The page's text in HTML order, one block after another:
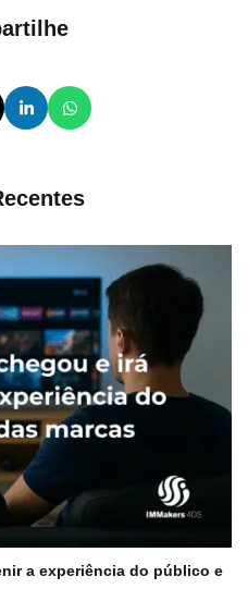
a experiência do público e